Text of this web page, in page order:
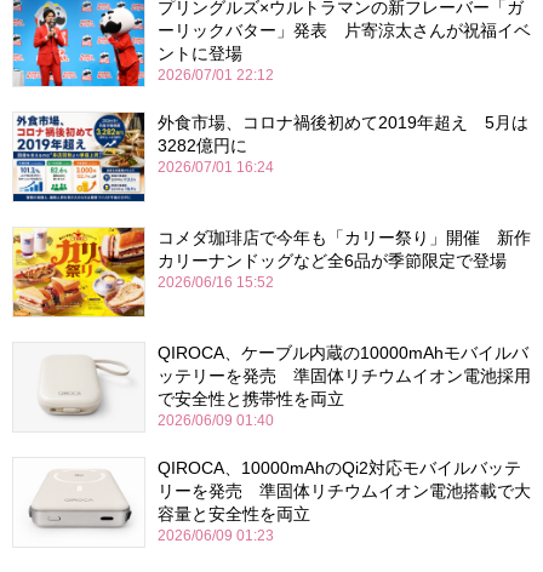
プリングルズ×ウルトラマンの新フレーバー「ガ
ーリックバター」発表 片寄涼太さんが祝福イベ
ントに登場
2026/07/01 22:12
外食市場、コロナ禍後初めて2019年超え 5月は
3282億円に
2026/07/01 16:24
コメダ珈琲店で今年も「カリー祭り」開催 新作
カリーナンドッグなど全6品が季節限定で登場
2026/06/16 15:52
QIROCA、ケーブル内蔵の10000mAhモバイルバ
ッテリーを発売 準固体リチウムイオン電池採用
で安全性と携帯性を両立
2026/06/09 01:40
QIROCA、10000mAhのQi2対応モバイルバッテ
リーを発売 準固体リチウムイオン電池搭載で大
容量と安全性を両立
2026/06/09 01:23